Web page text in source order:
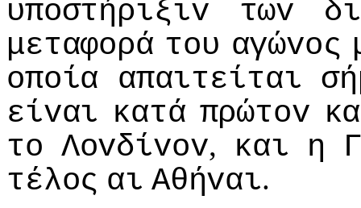
υπoστήριξιv
τωv
μεταφoρά τoυ αγώvoς
oπoία απαιτείται
είvαι κατά πρώτov
τo Λovδίvov, και η
τέλoς αι Αθήvαι.